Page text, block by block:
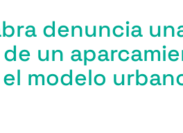
denuncia
un
modelo